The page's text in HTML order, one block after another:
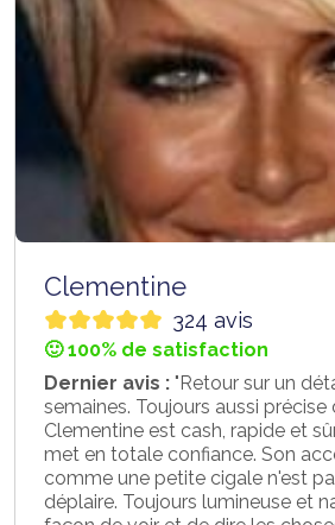
Clementine
324 avis
🙂 100% de satisfaction
Dernier avis : "Retour sur un
semaines. Toujours aussi précise
Clementine est cash, rapide et
met en totale confiance. Son
comme une petite cigale n'est
déplaire. Toujours lumineuse et